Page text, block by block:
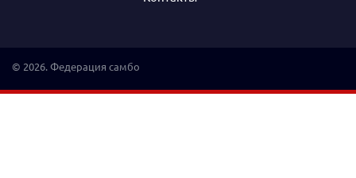
© 2026. Федерация самбо